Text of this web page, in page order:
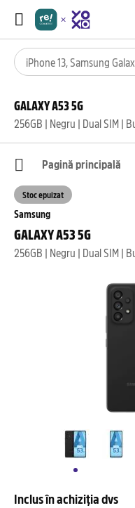
GALAXY A53 5G
256GB | Negru | Dual SIM |
Pagină principală
Samsung
GALAXY A53 5G
256GB | Negru | Dual SIM |
Stoc epuizat
Inclus în achiziția dvs